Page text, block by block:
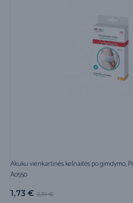
Akuku vienkartinės kelnaitės po gimdymo,
A0550
2,19€
1,73 €